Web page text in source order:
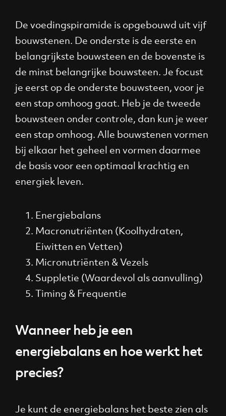
De voedingspiramide is opgebouwd uit vijf
bouwstenen. De onderste is de eerste en
belangrijkste bouwsteen en de bovenste is
de minst belangrijke bouwsteen. Je focust
je eerst op de onderste bouwsteen, voor je
een stap omhoog gaat. Heb je de tweede
bouwsteen onder controle, dan kun je weer
een stap omhoog. Alle bouwstenen vormen
bij elkaar het geheel en vormen daarmee
de basis voor een optimaal krachtig en
energiek leven.
Energiebalans
Macronutriënten (Koolhydraten,
Eiwitten en Vetten)
Micronutriënten & Vezels
Suppletie (Waardevol als aanvulling)
Timing & Frequentie
Wanneer heb je een
energiebalans en hoe werkt het
precies?
Je kunt de energiebalans het beste zien als